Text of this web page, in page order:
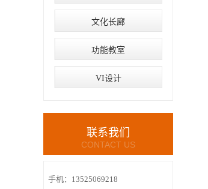
文化长廊
功能教室
VI设计
联系我们
CONTACT US
手机：13525069218